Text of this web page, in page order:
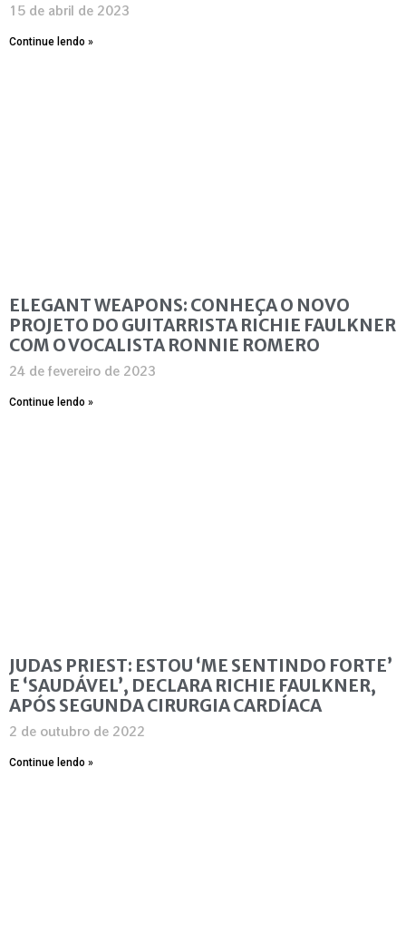
15 de abril de 2023
Continue lendo »
ELEGANT WEAPONS: CONHEÇA O NOVO
PROJETO DO GUITARRISTA RICHIE FAULKNER
COM O VOCALISTA RONNIE ROMERO
24 de fevereiro de 2023
Continue lendo »
JUDAS PRIEST: ESTOU ‘ME SENTINDO FORTE’
E ‘SAUDÁVEL’, DECLARA RICHIE FAULKNER,
APÓS SEGUNDA CIRURGIA CARDÍACA
2 de outubro de 2022
Continue lendo »